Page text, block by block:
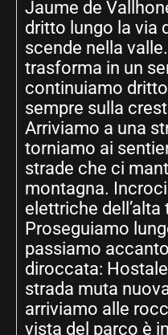
Jaume de
dritto lungo la via
scende nella
trasforma in un
continuiamo
sempre sulla
Arriviamo a una
torniamo ai
strade che ci
montagna.
elettriche dell’alta
Proseguiamo
passiamo
diroccata:
strada muta
arriviamo alle
vista del parco è